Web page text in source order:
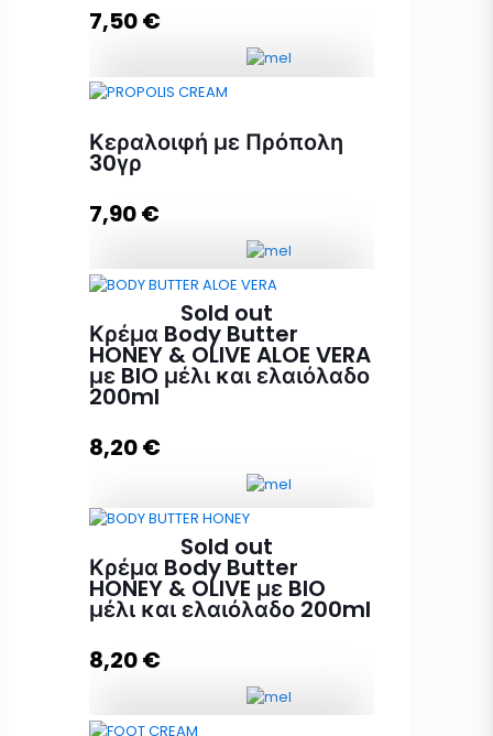
Διαβάστε περισσότερα
7,50€
ποσότητα
Προσθήκη στο καλάθι
Κεραλοιφή με Πρόπολη
30γρ
7,90€
Κεραλοιφή με Πρόπολη 30γρ
ποσότητα Sold out
Κρέμα Body Butter
HONEY & OLIVE ALOE VERA
με BIO μέλι και ελαιόλαδο
200ml
8,20€
Κρέμα Body Butter HONEY & OLIVE
ALOE VERA με BIO μέλι και
ελαιόλαδο 200ml ποσότητα
Διαβάστε περισσότερα
Sold out
Κρέμα Body Butter
HONEY & OLIVE με BIO
μέλι και ελαιόλαδο 200ml
8,20€